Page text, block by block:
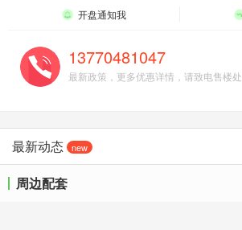
开盘通知我
13770481047
最新政策，更多优惠详情，请致电售楼处
最新动态 new
周边配套